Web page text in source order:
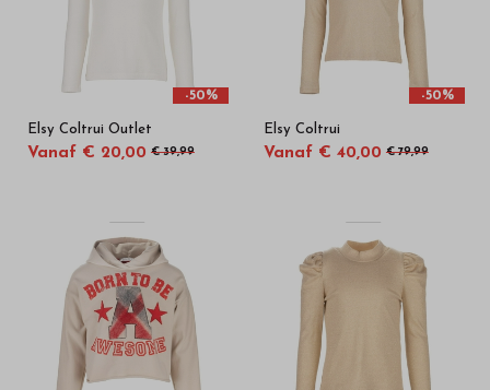
-50%
Elsy Coltrui Outlet
Vanaf € 20,00 € 39,99
-50%
Elsy Coltrui
Vanaf € 40,00 € 79,99